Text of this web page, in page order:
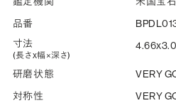
品番
寸法
(長さx幅×深さ)
研磨状態
VERY
対称性
VERY